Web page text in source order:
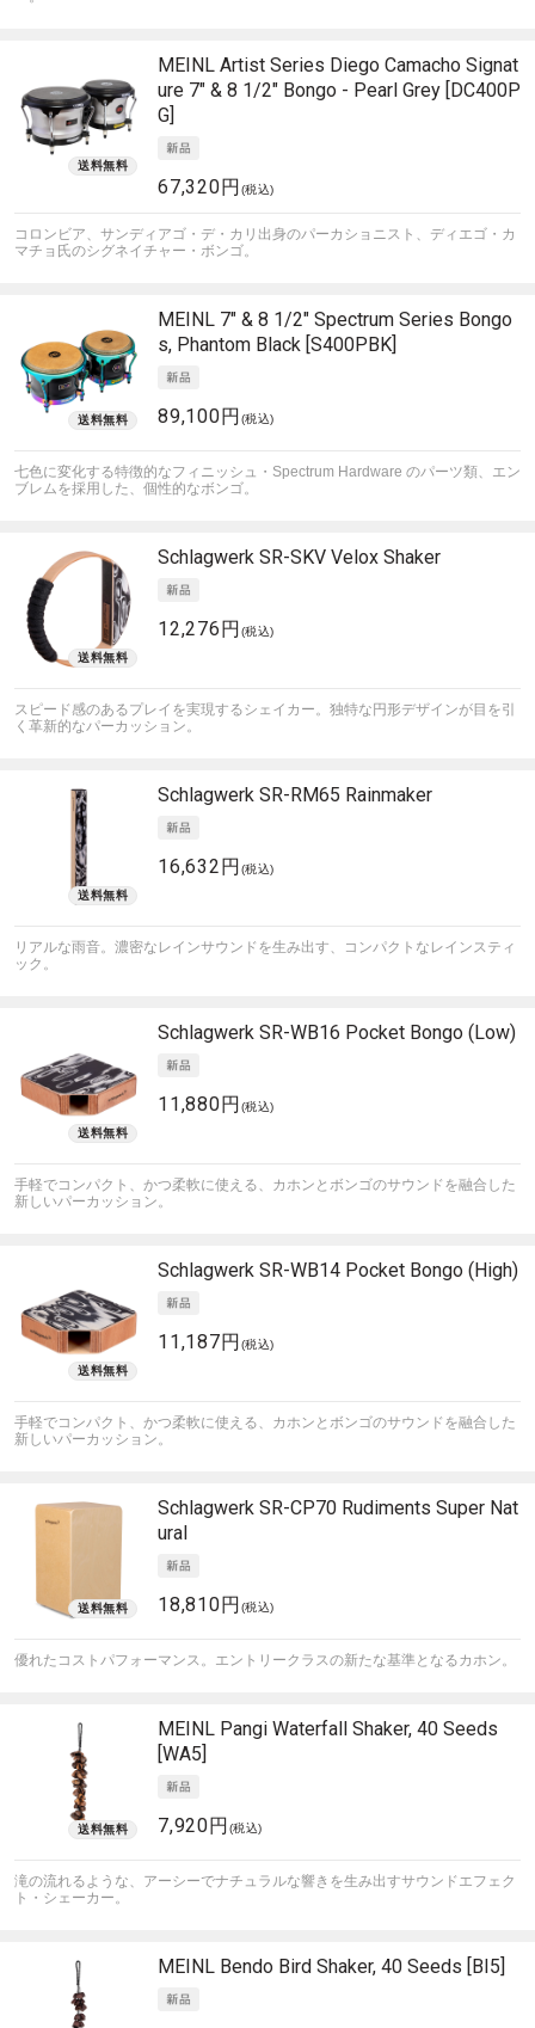
MEINL Artist Series Diego Camacho Signat
ure 7" & 8 1/2" Bongo - Pearl Grey [DC400P
G]
67,320円 (税込)
コロンビア、サンディアゴ・デ・カリ出身のパーカショニスト、ディエゴ・カ
マチョ氏のシグネイチャー・ボンゴ。
MEINL 7" & 8 1/2" Spectrum Series Bongo
s, Phantom Black [S400PBK]
89,100円 (税込)
七色に変化する特徴的なフィニッシュ・Spectrum Hardware のパーツ類、エン
ブレムを採用した、個性的なボンゴ。
Schlagwerk SR-SKV Velox Shaker
12,276円 (税込)
スピード感のあるプレイを実現するシェイカー。独特な円形デザインが目を引
く革新的なパーカッション。
Schlagwerk SR-RM65 Rainmaker
16,632円 (税込)
リアルな雨音。濃密なレインサウンドを生み出す、コンパクトなレインスティ
ック。
Schlagwerk SR-WB16 Pocket Bongo (Low)
11,880円 (税込)
手軽でコンパクト、かつ柔軟に使える、カホンとボンゴのサウンドを融合した
新しいパーカッション。
Schlagwerk SR-WB14 Pocket Bongo (High)
11,187円 (税込)
手軽でコンパクト、かつ柔軟に使える、カホンとボンゴのサウンドを融合した
新しいパーカッション。
Schlagwerk SR-CP70 Rudiments Super Nat
ural
18,810円 (税込)
優れたコストパフォーマンス。エントリークラスの新たな基準となるカホン。
MEINL Pangi Waterfall Shaker, 40 Seeds
[WA5]
7,920円 (税込)
滝の流れるような、アーシーでナチュラルな響きを生み出すサウンドエフェク
ト・シェーカー。
MEINL Bendo Bird Shaker, 40 Seeds [BI5]